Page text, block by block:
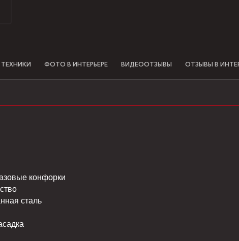
конфорки
сталь
ФОТО В ИНТЕРЬЕРЕ ВИДЕООТЗЫВЫ ОТЗЫВЫ В